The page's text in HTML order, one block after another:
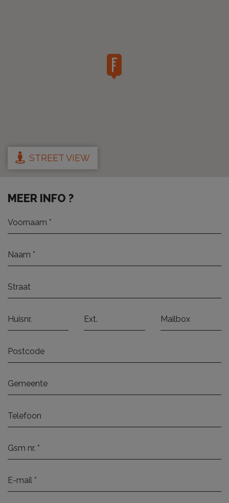
STREET VIEW
MEER INFO ?